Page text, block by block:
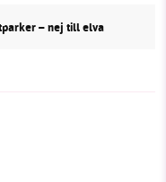
– nej till elva